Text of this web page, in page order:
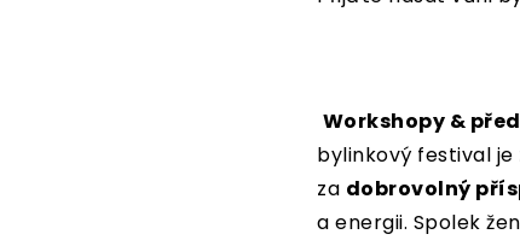
Workshopy &
bylinkový festival
za dobrovolný
a energii. Spolek